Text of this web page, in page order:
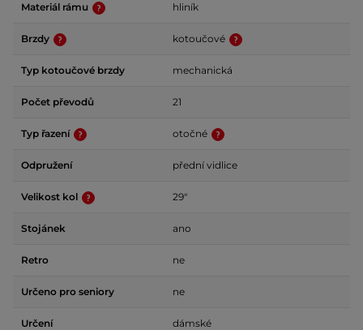
Materiál rámu hliník
Brzdy kotoučové
Typ kotoučové brzdy mechanická
Počet převodů 21
Typ řazení otočné
Odpružení přední vidlice
Velikost kol 29"
Stojánek ano
Retro ne
Určeno pro seniory ne
Určení dámské